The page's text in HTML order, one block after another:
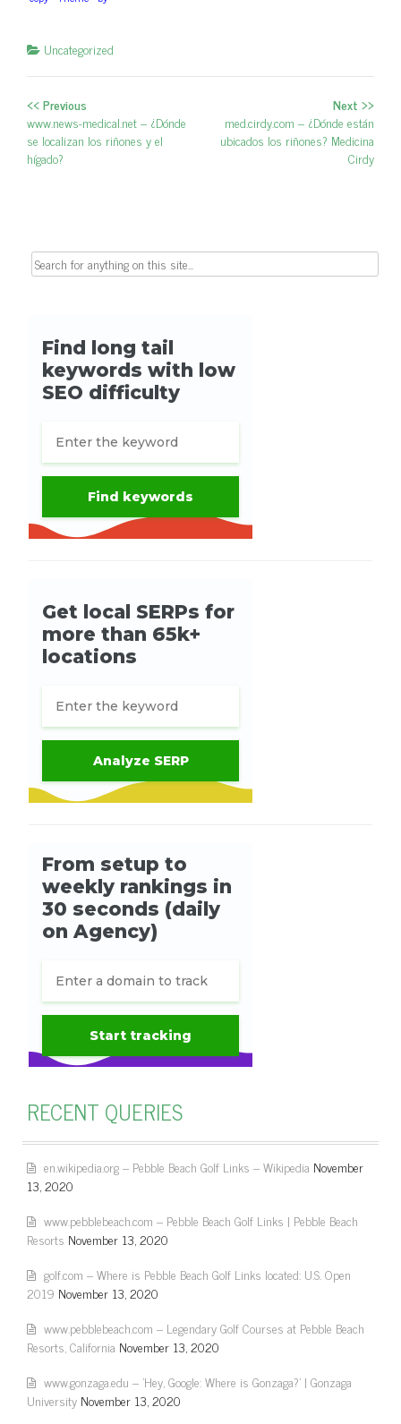
Uncategorized
Post navigation
<< Previous
Previous post:
www.news-medical.net – ¿Dónde
se localizan los riñones y el
hígado?
Next >>
Next post:
med.cirdy.com – ¿Dónde están
ubicados los riñones? Medicina
Cirdy
Search for:
RECENT QUERIES
en.wikipedia.org – Pebble Beach Golf Links – Wikipedia November
13, 2020
www.pebblebeach.com – Pebble Beach Golf Links | Pebble Beach
Resorts November 13, 2020
golf.com – Where is Pebble Beach Golf Links located: U.S. Open
2019 November 13, 2020
www.pebblebeach.com – Legendary Golf Courses at Pebble Beach
Resorts, California November 13, 2020
www.gonzaga.edu – 'Hey, Google: Where is Gonzaga?' | Gonzaga
University November 13, 2020